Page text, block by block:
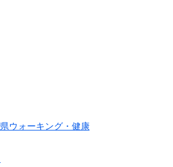
ウォーキング・健康